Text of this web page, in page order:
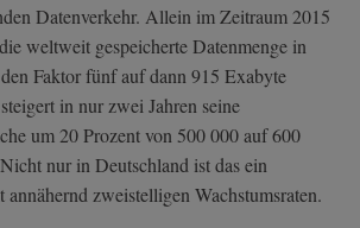
Datenverkehr. Allein im Zeitraum 2015
weltweit gespeicherte Datenmenge in
Faktor fünf auf dann 915 Exabyte
in nur zwei Jahren seine
um 20 Prozent von 500 000 auf 600
nur in Deutschland ist das ein
zweistelligen Wachstumsraten.